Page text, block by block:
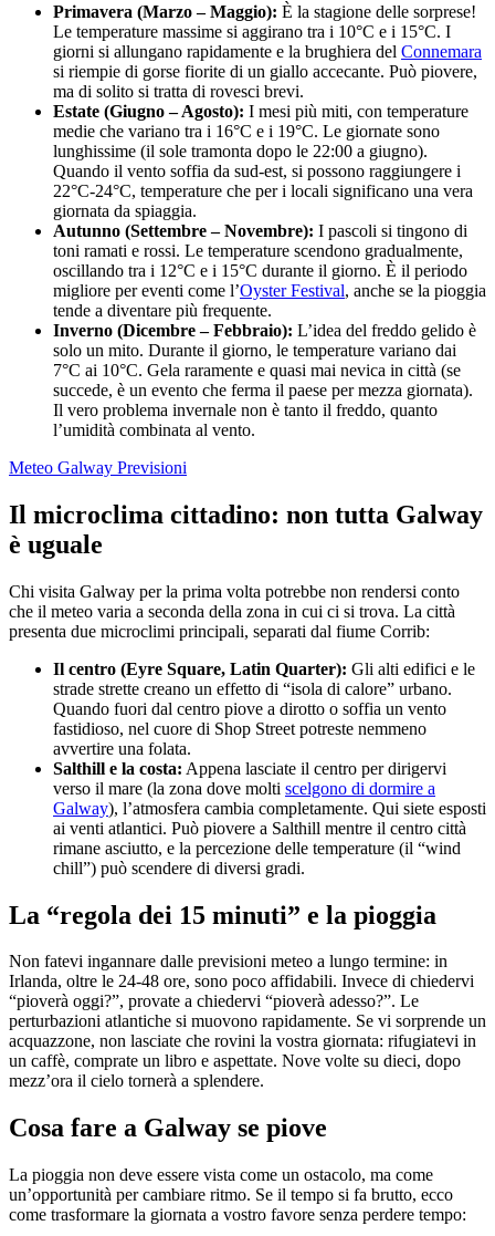
Primavera (Marzo – Maggio): È la stagione delle sorprese!
Le temperature massime si aggirano tra i 10°C e i 15°C. I
giorni si allungano rapidamente e la brughiera del Connemara
si riempie di gorse fiorite di un giallo accecante. Può piovere,
ma di solito si tratta di rovesci brevi.
Estate (Giugno – Agosto): I mesi più miti, con temperature
medie che variano tra i 16°C e i 19°C. Le giornate sono
lunghissime (il sole tramonta dopo le 22:00 a giugno).
Quando il vento soffia da sud-est, si possono raggiungere i
22°C-24°C, temperature che per i locali significano una vera
giornata da spiaggia.
Autunno (Settembre – Novembre): I pascoli si tingono di
toni ramati e rossi. Le temperature scendono gradualmente,
oscillando tra i 12°C e i 15°C durante il giorno. È il periodo
migliore per eventi come l’Oyster Festival, anche se la pioggia
tende a diventare più frequente.
Inverno (Dicembre – Febbraio): L’idea del freddo gelido è
solo un mito. Durante il giorno, le temperature variano dai
7°C ai 10°C. Gela raramente e quasi mai nevica in città (se
succede, è un evento che ferma il paese per mezza giornata).
Il vero problema invernale non è tanto il freddo, quanto
l’umidità combinata al vento.
Meteo Galway Previsioni
Il microclima cittadino: non tutta Galway
è uguale
Chi visita Galway per la prima volta potrebbe non rendersi conto
che il meteo varia a seconda della zona in cui ci si trova. La città
presenta due microclimi principali, separati dal fiume Corrib:
Il centro (Eyre Square, Latin Quarter): Gli alti edifici e le
strade strette creano un effetto di “isola di calore” urbano.
Quando fuori dal centro piove a dirotto o soffia un vento
fastidioso, nel cuore di Shop Street potreste nemmeno
avvertire una folata.
Salthill e la costa: Appena lasciate il centro per dirigervi
verso il mare (la zona dove molti scelgono di dormire a
Galway), l’atmosfera cambia completamente. Qui siete esposti
ai venti atlantici. Può piovere a Salthill mentre il centro città
rimane asciutto, e la percezione delle temperature (il “wind
chill”) può scendere di diversi gradi.
La “regola dei 15 minuti” e la pioggia
Non fatevi ingannare dalle previsioni meteo a lungo termine: in
Irlanda, oltre le 24-48 ore, sono poco affidabili. Invece di chiedervi
“pioverà oggi?”, provate a chiedervi “pioverà adesso?”. Le
perturbazioni atlantiche si muovono rapidamente. Se vi sorprende un
acquazzone, non lasciate che rovini la vostra giornata: rifugiatevi in
un caffè, comprate un libro e aspettate. Nove volte su dieci, dopo
mezz’ora il cielo tornerà a splendere.
Cosa fare a Galway se piove
La pioggia non deve essere vista come un ostacolo, ma come
un’opportunità per cambiare ritmo. Se il tempo si fa brutto, ecco
come trasformare la giornata a vostro favore senza perdere tempo: